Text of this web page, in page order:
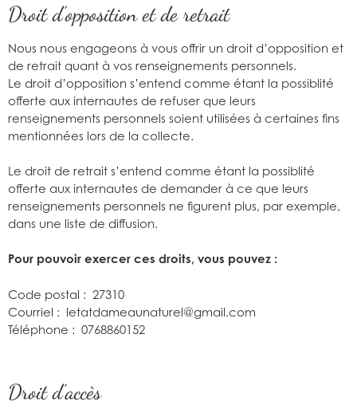
Droit d’opposition et de retrait
Nous nous engageons à vous offrir un droit d’opposition et
de retrait quant à vos renseignements personnels.
Le droit d’opposition s’entend comme étant la possiblité
offerte aux internautes de refuser que leurs
renseignements personnels soient utilisées à certaines fins
mentionnées lors de la collecte.
Le droit de retrait s’entend comme étant la possiblité
offerte aux internautes de demander à ce que leurs
renseignements personnels ne figurent plus, par exemple,
dans une liste de diffusion.
Pour pouvoir exercer ces droits, vous pouvez :
Code postal : 27310
Courriel : letatdameaunaturel@gmail.com
Téléphone : 0768860152
Droit d’accès